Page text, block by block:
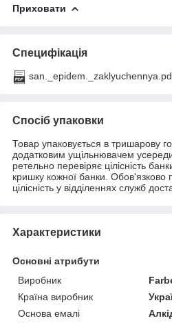
Приховати
Специфікація
Спосіб упаковки
Товар упаковується в тришарову
додатковим ущільнювачем
ретельно перевіряє цілісність
кришку кожної банки. Обов'язково
цілісність у відділеннях служб
Характеристики
Основні атрибути
Виробник
Країна виробник
Основа емалі